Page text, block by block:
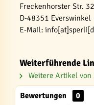
Freckenhorster Str. 32
D-48351 Everswinkel
E-Mail:
Weiterführende
Weitere Artikel von
Bewertungen
0